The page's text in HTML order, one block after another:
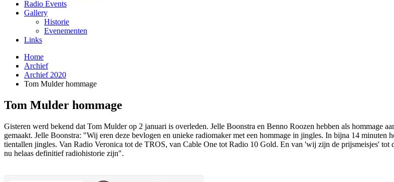
Radio Events
Gallery
Historie
Evenementen
Links
Home
Archief
Archief 2020
Tom Mulder hommage
Tom Mulder hommage
Gisteren werd bekend dat Tom Mulder op 2 januari is overleden. Jelle Boonstra en Benno Roozen hebben als hommage
gemaakt. Jelle Boonstra: "Wij eren deze bevlogen en unieke radiomaker met een hommage in jingles. In bijna 14 minuten
tientallen jingles. Van Radio Veronica tot de TROS, van Cable One tot Radio 10 Gold. En van 'wij zijn de prijsmeisjes' tot
nu helaas definitief radiohistorie zijn".